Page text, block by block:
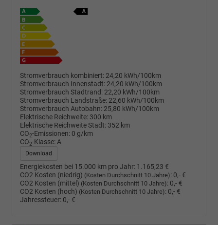
Stromverbrauch kombiniert: 24,20 kWh/100km
Stromverbrauch Innenstadt: 24,20 kWh/100km
Stromverbrauch Stadtrand: 22,20 kWh/100km
Stromverbrauch Landstraße: 22,60 kWh/100km
Stromverbrauch Autobahn: 25,80 kWh/100km
Elektrische Reichweite: 300 km
Elektrische Reichweite Stadt: 352 km
CO2-Emissionen: 0 g/km
CO2-Klasse:A
Download
Energiekosten bei 15.000 km pro Jahr: 1.165,23 €
CO2 Kosten (niedrig) (Kosten Durchschnitt 10 Jahre): 0,- €
CO2 Kosten (mittel) (Kosten Durchschnitt 10 Jahre): 0,- €
CO2 Kosten (hoch) (Kosten Durchschnitt 10 Jahre): 0,- €
Jahressteuer: 0,- €